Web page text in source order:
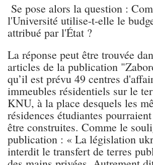
Se pose alors la question :
l'Université utilise-t-elle le
attribué par l'État ?
La réponse peut être trouvée
articles de la publication
qu’il est prévu 49 centres
immeubles résidentiels sur le
KNU, à la place desquels les
résidences étudiantes
être construites. Comme le
publication : « La législation
interdit le transfert de terres